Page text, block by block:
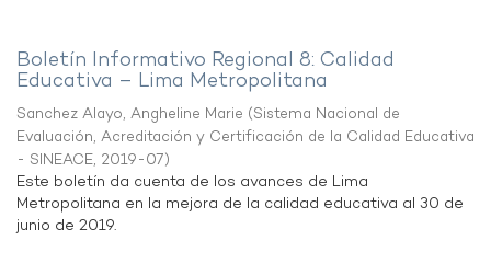
Boletín Informativo Regional 8: Calidad
Educativa – Lima Metropolitana
Sanchez Alayo, Angheline Marie (Sistema Nacional de
Evaluación, Acreditación y Certificación de la Calidad Educativa
- SINEACE, 2019-07)
Este boletín da cuenta de los avances de Lima
Metropolitana en la mejora de la calidad educativa al 30 de
junio de 2019.